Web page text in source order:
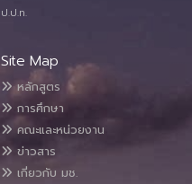
.ป.ท.
Site Map
หลักสูตร
การศึกษา
คณะและหน่วยงาน
ข่าวสาร
เกี่ยวกับ มช.